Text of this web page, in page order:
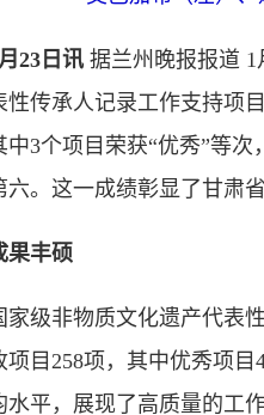
23日讯 据兰州晚报报道
传承人记录工作支持项
3个项目荣获“优秀”等
六。这一成绩彰显了甘肃
果丰硕
非物质文化遗产代表性
项目258项，其中优秀项
水平，展现了高质量的工